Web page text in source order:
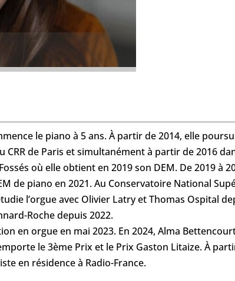
le piano à 5 ans. À partir de 2014, elle
CRR de Paris et simultanément à partir de 2016
où elle obtient en 2019 son DEM. De 2019 à
de piano en 2021. Au Conservatoire National
l’orgue avec Olivier Latry et Thomas Ospital
Roche depuis 2022.
en orgue en mai 2023. En 2024, Alma
le 3ème Prix et le Prix Gaston Litaize. À
en résidence à Radio-France.